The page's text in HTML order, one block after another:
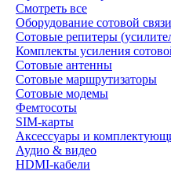
Смотреть все
Оборудование сотовой связи
Сотовые репитеры
Комплекты усиления
Сотовые антенны
Сотовые маршрутизаторы
Сотовые модемы
Фемтосоты
SIM-карты
Аксессуары и
Аудио & видео
HDMI-кабели